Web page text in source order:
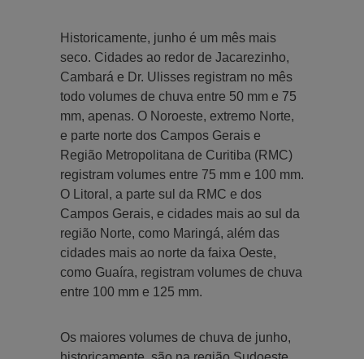
Historicamente, junho é um mês mais
seco. Cidades ao redor de Jacarezinho,
Cambará e Dr. Ulisses registram no mês
todo volumes de chuva entre 50 mm e 75
mm, apenas. O Noroeste, extremo Norte,
e parte norte dos Campos Gerais e
Região Metropolitana de Curitiba (RMC)
registram volumes entre 75 mm e 100 mm.
O Litoral, a parte sul da RMC e dos
Campos Gerais, e cidades mais ao sul da
região Norte, como Maringá, além das
cidades mais ao norte da faixa Oeste,
como Guaíra, registram volumes de chuva
entre 100 mm e 125 mm.
Os maiores volumes de chuva de junho,